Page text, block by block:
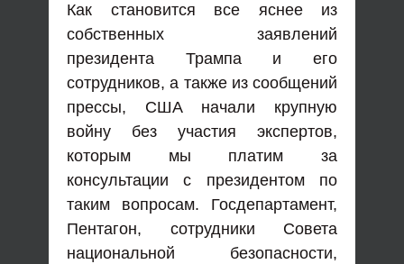
Как становится все яснее из
собственных заявлений
президента Трампа и его
сотрудников, а также из сообщений
прессы, США начали крупную
войну без участия экспертов,
которым мы платим за
консультации с президентом по
таким вопросам. Госдепартамент,
Пентагон, сотрудники Совета
национальной безопасности,